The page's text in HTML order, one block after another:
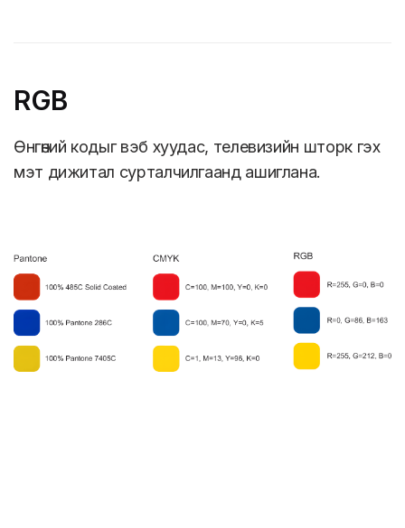
RGB
Өнгөний кодыг вэб хуудас, телевизийн шторк гэх
мэт дижитал сурталчилгаанд ашиглана.